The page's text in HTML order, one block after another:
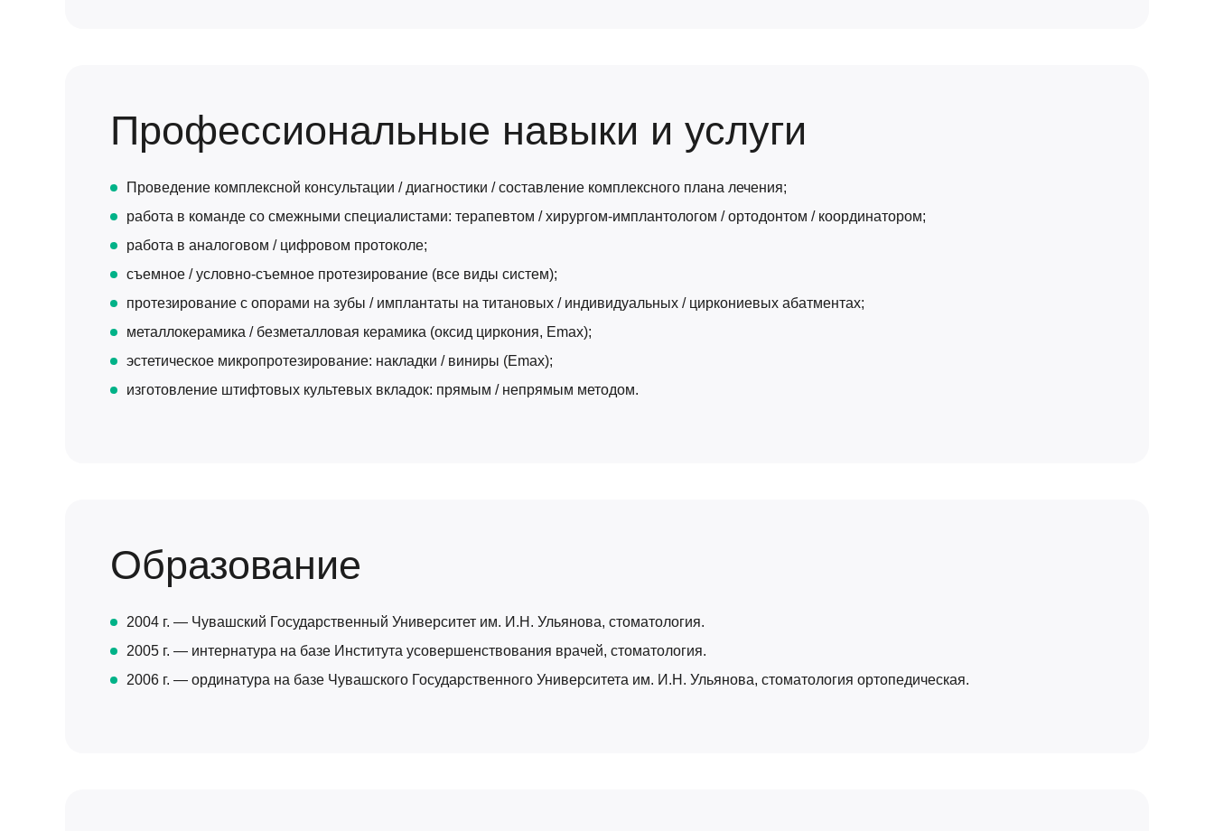
Профессиональные навыки и услуги
Проведение комплексной консультации / диагностики / составление комплексного плана лечения;
работа в команде со смежными специалистами: терапевтом / хирургом-имплантологом / ортодонтом / координатором;
работа в аналоговом / цифровом протоколе;
съемное / условно-съемное протезирование (все виды систем);
протезирование с опорами на зубы / имплантаты на титановых / индивидуальных / циркониевых абатментах;
металлокерамика / безметалловая керамика (оксид циркония, Emax);
эстетическое микропротезирование: накладки / виниры (Emax);
изготовление штифтовых культевых вкладок: прямым / непрямым методом.
Образование
2004 г. — Чувашский Государственный Университет им. И.Н. Ульянова, стоматология.
2005 г. — интернатура на базе Института усовершенствования врачей, стоматология.
2006 г. — ординатура на базе Чувашского Государственного Университета им. И.Н. Ульянова, стоматология ортопедическая.